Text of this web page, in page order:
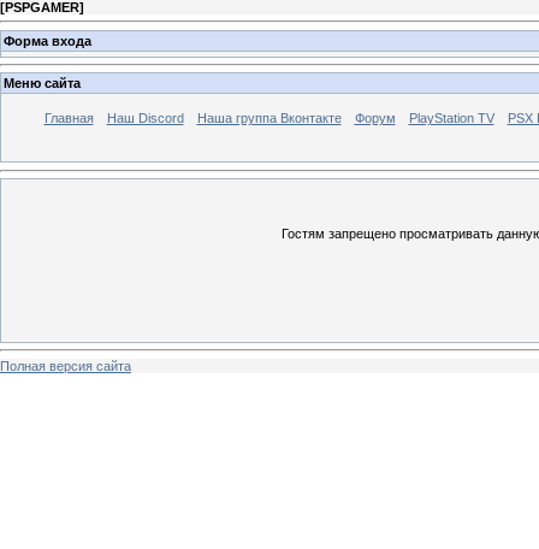
[PSPGAMER]
Форма входа
Меню сайта
Главная Наш Discord Наша группа Вконтакте Форум PlayStation TV PSX
Гостям запрещено просматривать
Полная версия сайта